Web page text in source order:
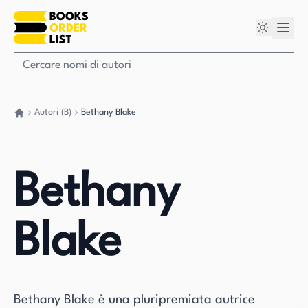
Autori (B) Bethany Blake
Bethany
Blake
Bethany Blake è una pluripremiata autrice